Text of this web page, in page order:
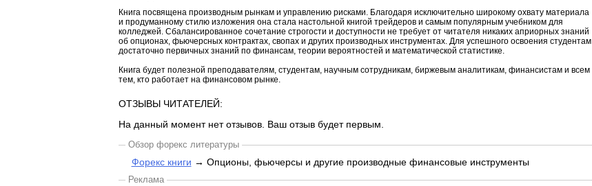
Книга посвящена производным рынкам и управлению рисками. Благодаря исключительно широкому охвату материала
и продуманному стилю изложения она стала настольной книгой трейдеров и самым популярным учебником для
колледжей. Сбалансированное сочетание строгости и доступности не требует от читателя никаких априорных знаний
об опционах, фьючерсных контрактах, свопах и других производных инструментах. Для успешного освоения студентам
достаточно первичных знаний по финансам, теории вероятностей и математической статистике.
Книга будет полезной преподавателям, студентам, научным сотрудникам, биржевым аналитикам, финансистам и всем
тем, кто работает на финансовом рынке.
ОТЗЫВЫ ЧИТАТЕЛЕЙ:
На данный момент нет отзывов. Ваш отзыв будет первым.
Обзор форекс литературы
Форекс книги → Опционы, фьючерсы и другие производные финансовые инструменты
Реклама